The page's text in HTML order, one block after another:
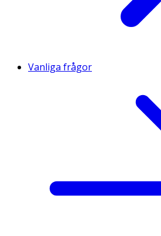
Vanliga frågor